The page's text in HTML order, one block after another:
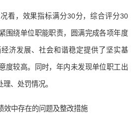
看，效果指标满分30分，综合评分30
围绕单位职能职责，圆满完成各项年度
济发展、社会和谐稳定提供了坚实基
度较高。同时，年内未发现单位职工出
、处罚情况。
效中存在的问题及整改措施